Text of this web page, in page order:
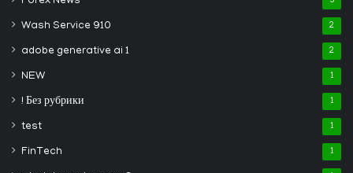
Wash Service 910 2
adobe generative ai 1 2
NEW 1
! Без рубрики 1
test 1
FinTech 1